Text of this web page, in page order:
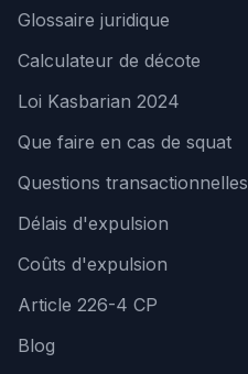
Glossaire juridique
Calculateur de décote
Loi Kasbarian 2024
Que faire en cas de squat
Questions transactionnelles
Délais d'expulsion
Coûts d'expulsion
Article 226-4 CP
Blog